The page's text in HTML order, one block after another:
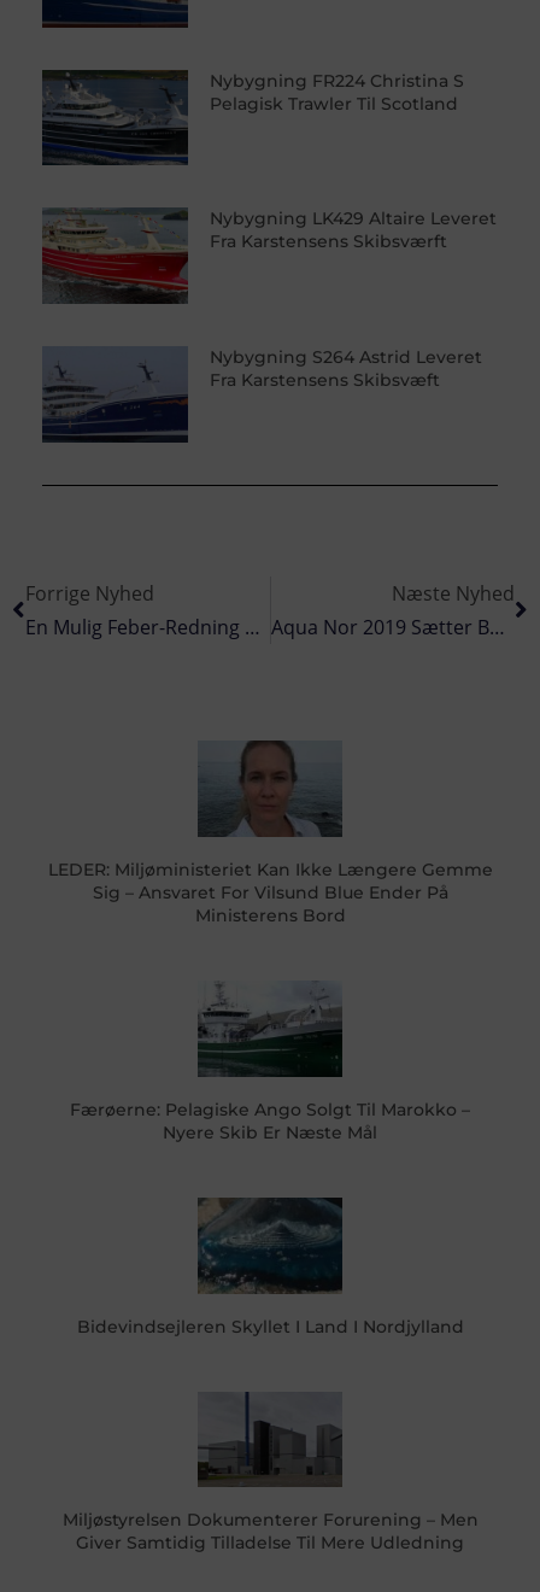
Nybygning FR224 Christina S
Pelagisk Trawler Til Scotland
Nybygning LK429 Altaire Leveret
Fra Karstensens Skibsværft
Nybygning S264 Astrid Leveret
Fra Karstensens Skibsvæft
Forrige Nyhed
En Mulig Feber-Redning Af Brexit I Ellevte Time
Næste Nyhed
Aqua Nor 2019 Sætter Besøgsrekord På Andendagen
LEDER: Miljøministeriet Kan Ikke Længere Gemme
Sig – Ansvaret For Vilsund Blue Ender På
Ministerens Bord
Færøerne: Pelagiske Ango Solgt Til Marokko –
Nyere Skib Er Næste Mål
Bidevindsejleren Skyllet I Land I Nordjylland
Miljøstyrelsen Dokumenterer Forurening – Men
Giver Samtidig Tilladelse Til Mere Udledning